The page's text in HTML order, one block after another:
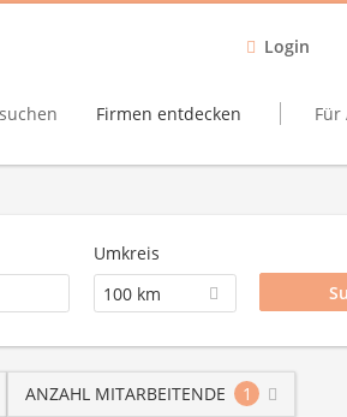
Login
Firmen entdecken Für
Umkreis
100 km
ANZAHL MITARBEITENDE 1